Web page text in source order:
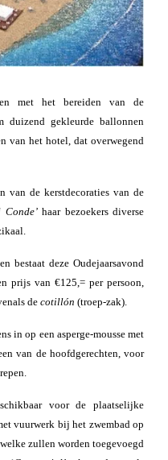
met het bereiden van de
duizend gekleurde ballonnen
van het hotel, dat overwegend
van de kerstdecoraties van de
haar bezoekers diverse
bestaat deze Oudejaarsavond
prijs van €125,= per persoon,
decotillón (troep-zak).
in op een asperge-mousse met
van de hoofdgerechten, voor
voor de plaatselijke
vuurwerk bij het zwembad op
zullen worden toegevoegd